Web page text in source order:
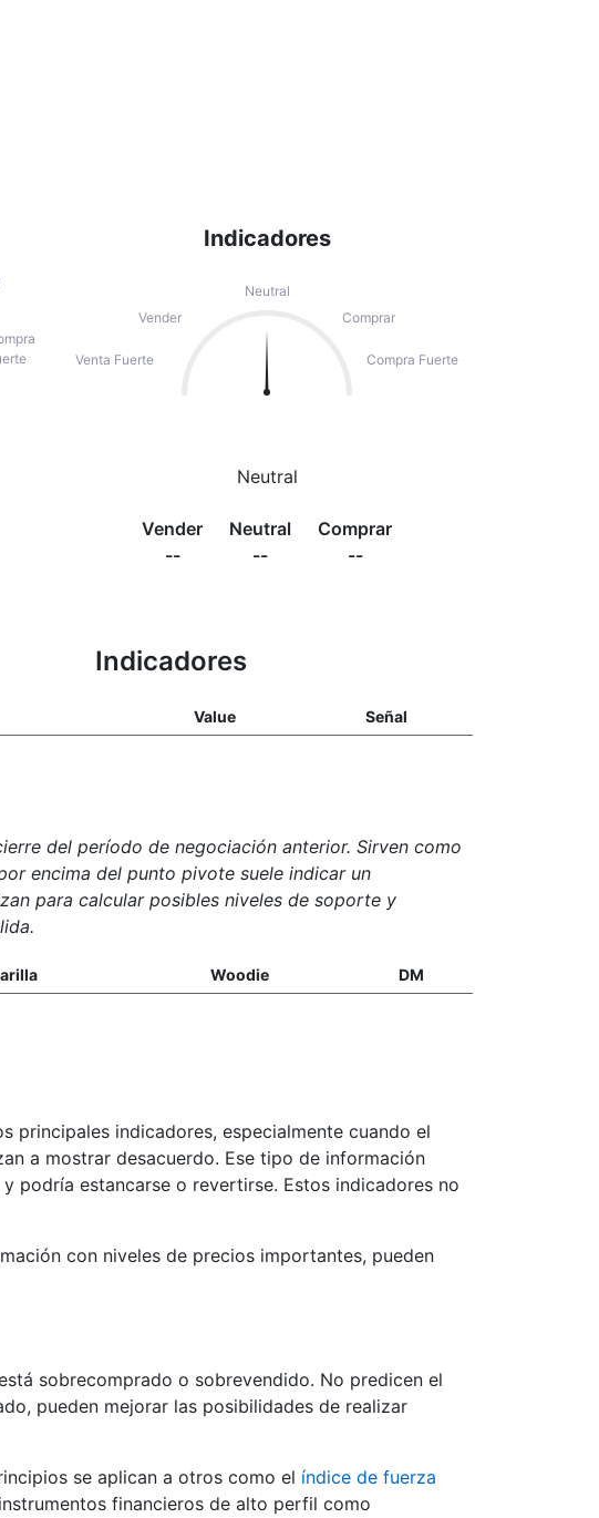
Indicadores
Neutral
Vender
Comprar
Venta Fuerte Compra Fuerte
Neutral
Vender
--
Neutral
--
Comprar
--
Indicadores
Value Señal
del período de negociación anterior. Sirven como
encima del punto pivote suele indicar un
para calcular posibles niveles de soporte y
Woodie DM
principales indicadores, especialmente cuando el
a mostrar desacuerdo. Ese tipo de información
podría estancarse o revertirse. Estos indicadores no
con niveles de precios importantes, pueden
sobrecomprado o sobrevendido. No predicen el
pueden mejorar las posibilidades de realizar
se aplican a otros como el índice de fuerza
financieros de alto perfil como